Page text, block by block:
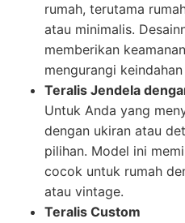
rumah, terutama
atau minimalis.
memberikan
mengurangi
Teralis Jendela
Untuk Anda yang
dengan ukiran atau
pilihan. Model ini
cocok untuk rumah
atau vintage.
Teralis Custom